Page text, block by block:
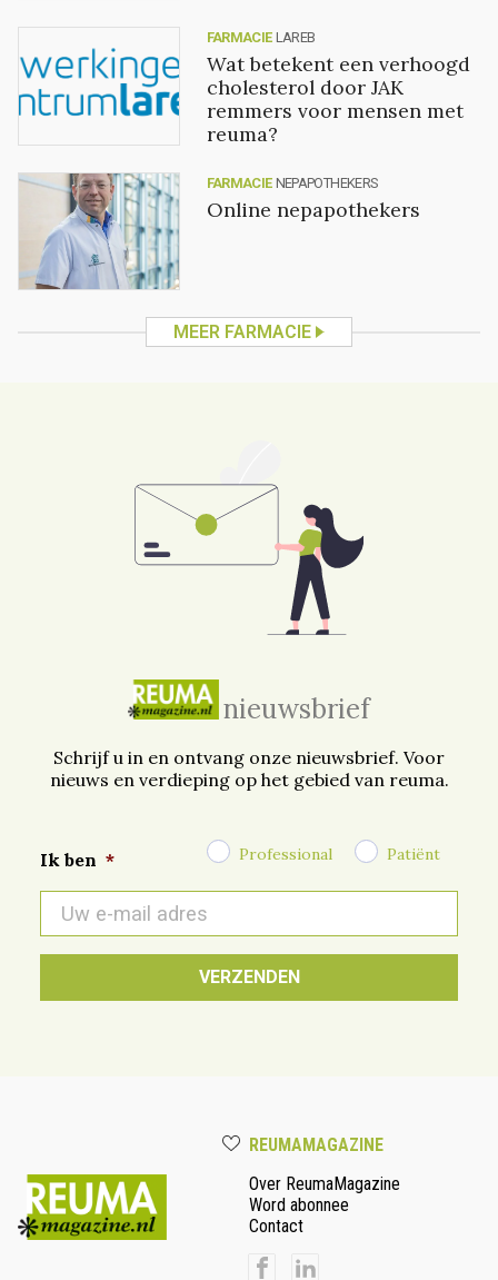
FARMACIE LAREB
Wat betekent een verhoogd
cholesterol door JAK
remmers voor mensen met
reuma?
FARMACIE NEPAPOTHEKERS
Online nepapothekers
MEER FARMACIE
nieuwsbrief
Schrijf u in en ontvang onze nieuwsbrief. Voor
nieuws en verdieping op het gebied van reuma.
Ik ben * Professional Patiënt
mail
*
REUMAMAGAZINE
Over ReumaMagazine
Word abonnee
Contact